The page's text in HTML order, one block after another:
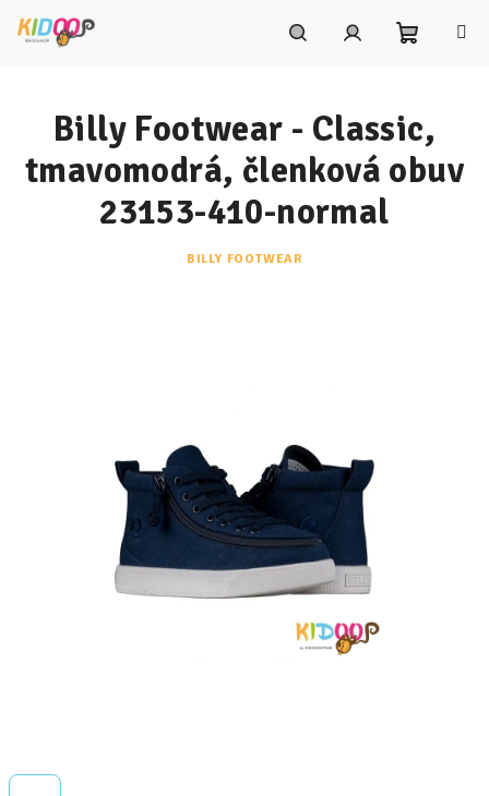
košík
Billy Footwear - Classic,
tmavomodrá, členková obuv
23153-410-normal
BILLY FOOTWEAR